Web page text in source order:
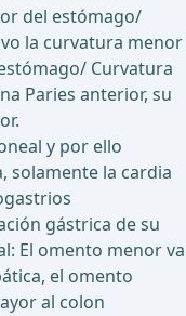
del estómago/
la curvatura menor
Curvatura
Paries anterior, su
y por ello
solamente la cardia
gástrica de su
El omento menor va
el omento
al colon